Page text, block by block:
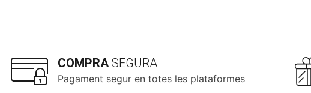
COMPRA SEGURA
Pagament segur en totes les plataformes